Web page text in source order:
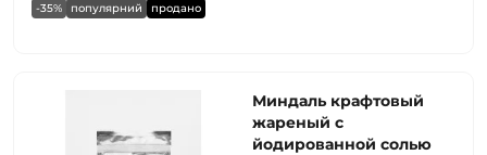
-35% популярний продано
Миндаль крафтовый
жареный с
йодированной солью